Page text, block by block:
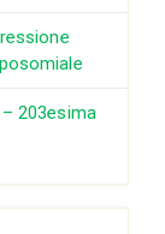
203esima